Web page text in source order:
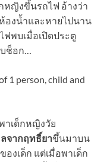
ญิงขึ้นรถไฟ อ้างว่า
องน้ำและหายไปนาน
ฟพบเมื่อเปิดประตู
ช็อก…
าเด็กหญิงวัย
จากฤทธิ์ยาขึ้นมาบน
องเด็ก แต่เมื่อพาเด็ก